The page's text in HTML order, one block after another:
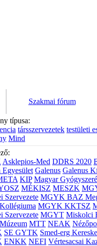
Szakmai fórum
típusa:
társszervezetek testületi
Mind
Asklepios-Med DDRS 2020
Galenus Galenus
KIP Magyar
MÉKISZ MESZK
Szervezete MGYK BAZ
MGYK KKTSZ
Szervezete MGYT Miskolci
MTT NEAK
SE GYTK Smed-erg
ENKK NEFI Vértesacsai